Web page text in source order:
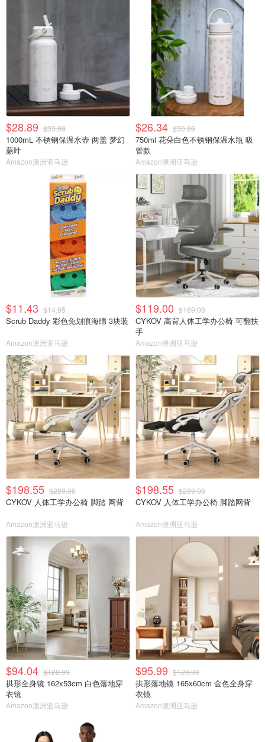
$28.89 $33.99
1000mL 不锈钢保温水壶 两盖 梦幻
蕨叶
Amazon澳洲亚马逊
$26.34 $30.99
750ml 花朵白色不锈钢保温水瓶 吸
管款
Amazon澳洲亚马逊
$11.43 $14.95
Scrub Daddy 彩色免划痕海绵 3块装
Amazon澳洲亚马逊
$119.00 $169.00
CYKOV 高背人体工学办公椅 可翻扶
手
Amazon澳洲亚马逊
$198.55 $289.00
CYKOV 人体工学办公椅 脚踏 网背
Amazon澳洲亚马逊
$198.55 $289.00
CYKOV 人体工学办公椅 脚踏网背
Amazon澳洲亚马逊
$94.04 $128.99
拱形全身镜 162x53cm 白色落地穿
衣镜
Amazon澳洲亚马逊
$95.99 $129.99
拱形落地镜 165x60cm 金色全身穿
衣镜
Amazon澳洲亚马逊